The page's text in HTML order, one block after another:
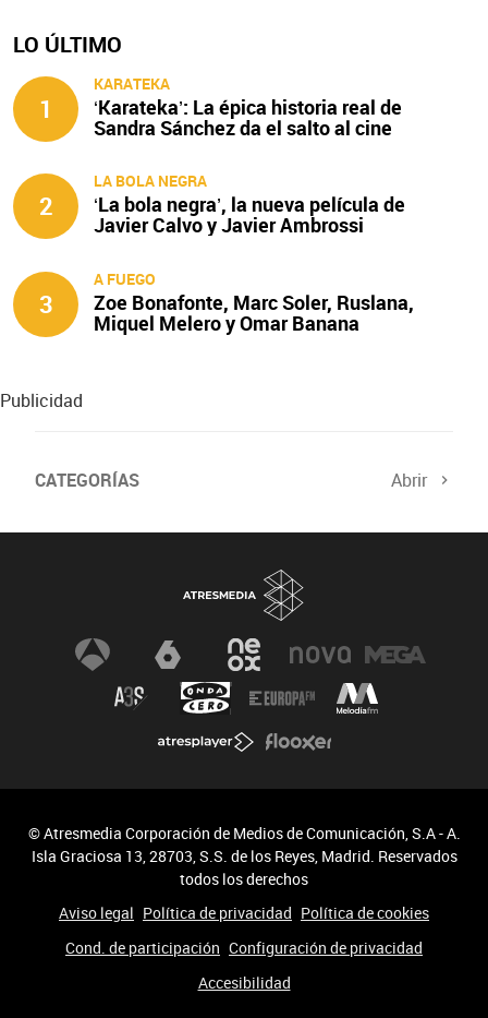
LO ÚLTIMO
1
KARATEKA
‘Karateka’: La épica historia real de
Sandra Sánchez da el salto al cine
2
LA BOLA NEGRA
‘La bola negra’, la nueva película de
Javier Calvo y Javier Ambrossi
3
A FUEGO
Zoe Bonafonte, Marc Soler, Ruslana,
Miquel Melero y Omar Banana
protagonizan ‘A fuego’
Publicidad
CATEGORÍAS Abrir
© Atresmedia Corporación de Medios de Comunicación, S.A - A.
Isla Graciosa 13, 28703, S.S. de los Reyes, Madrid. Reservados
todos los derechos
Aviso legal Política de privacidad Política de cookies
Cond. de participación Configuración de privacidad
Accesibilidad